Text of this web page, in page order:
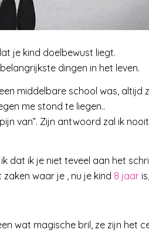
je kind doelbewust liegt.
dingen in het leven.
middelbare school was, altijd
me stond te liegen..
van”. Zijn antwoord zal ik
dat ik je niet teveel aan het
waar je , nu je kind 8 jaar
wat magische bril, ze zijn het